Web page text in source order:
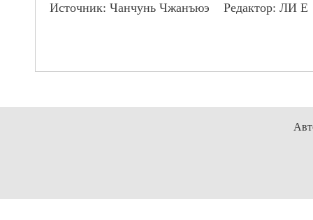
Источник: Чанчунь Чжанъюэ Редактор: ЛИ Е